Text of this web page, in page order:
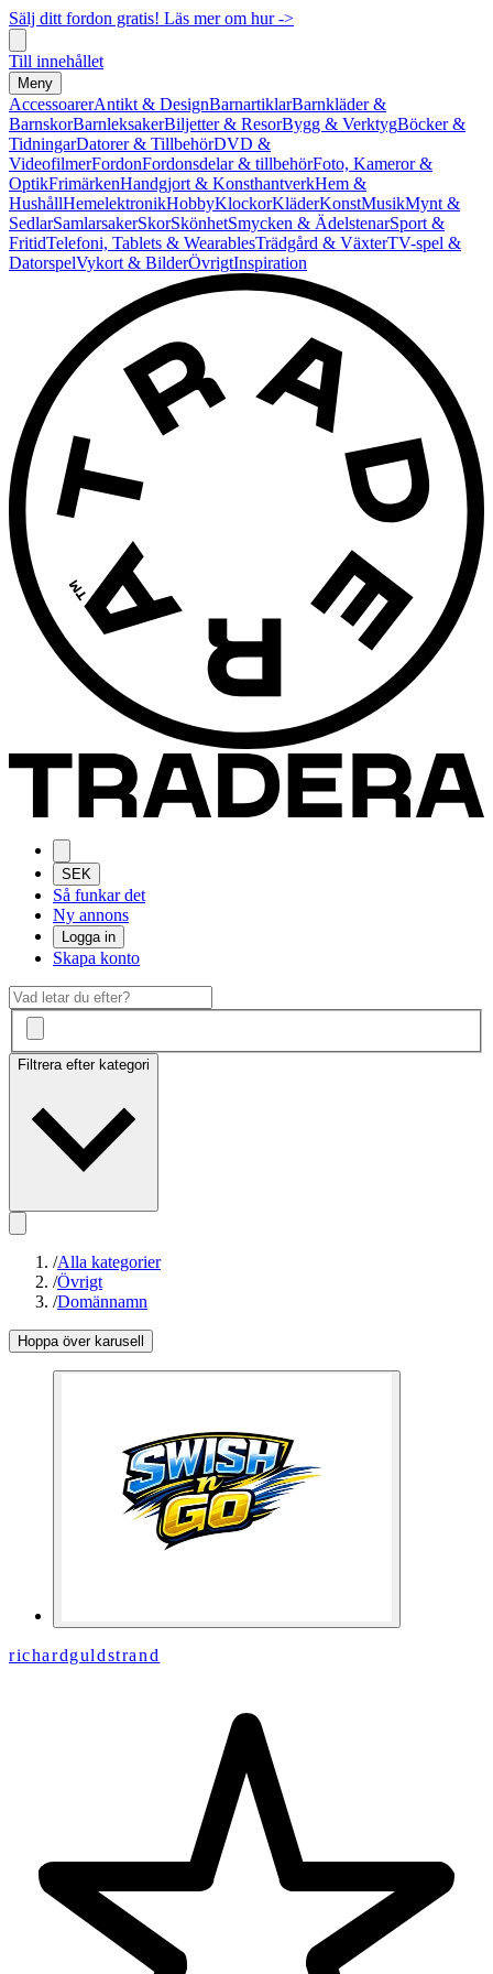
Sälj ditt fordon gratis! Läs mer om hur ->
Till innehållet
Meny
AccessoarerAntikt & DesignBarnartiklarBarnkläder &
BarnskorBarnleksakerBiljetter & ResorBygg & VerktygBöcker &
TidningarDatorer & TillbehörDVD &
VideofilmerFordonFordonsdelar & tillbehörFoto, Kameror &
OptikFrimärkenHandgjort & KonsthantverkHem &
HushållHemelektronikHobbyKlockorKläderKonstMusikMynt &
SedlarSamlarsakerSkorSkönhetSmycken & ÄdelstenarSport &
FritidTelefoni, Tablets & WearablesTrädgård & VäxterTV-spel &
DatorspelVykort & BilderÖvrigtInspiration
SEK
Så funkar det
Ny annons
Logga in
Skapa konto
Filtrera efter kategori
/Alla kategorier
/Övrigt
/Domännamn
Hoppa över karusell
richardguldstrand